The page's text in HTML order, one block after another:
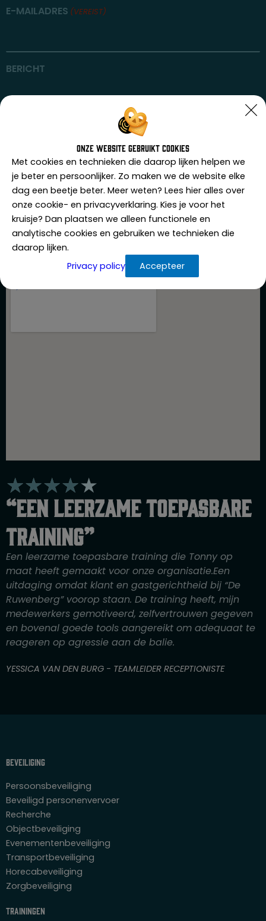
E-MAILADRES (VEREIST)
BERICHT
Dorpsstraat 42c
★★★★★
a
a
e
r
i
n
g
4
v
n
“Een leerzame toepasbare
training”
Een leerzame toepasbare training die Tonny op
maat heeft gemaakt voor onze organisatie.Een
uitdaging omdat klant en gastgerichtheid bij “De
Ruwenberg” voorop staan. De training heeft, mijn
medewerkers gemotiveerd, zelfvertrouwen gegeven
en bovenal goede tools aangereikt om adequaat te
reageren op agressie aan de balie.
YESSICA VAN DEN BURG - TEAMLEIDER RECEPTIONISTE
Beveiliging
Persoonsbeveiliging
Beveiligd personenvervoer
Recherche
Objectbeveiliging
Evenementenbeveiliging
Transportbeveiliging
Horecabeveiliging
Zorgbeveiliging
Trainingen
Onze website gebruikt cookies
Met cookies en technieken die daarop lijken helpen we
je beter en persoonlijker. Zo maken we de website elke
dag een beetje beter. Meer weten? Lees hier alles over
onze cookie- en privacyverklaring. Kies je voor het
kruisje? Dan plaatsen we alleen functionele en
analytische cookies en gebruiken we technieken die
daarop lijken.
Privacy policy
Accepteer